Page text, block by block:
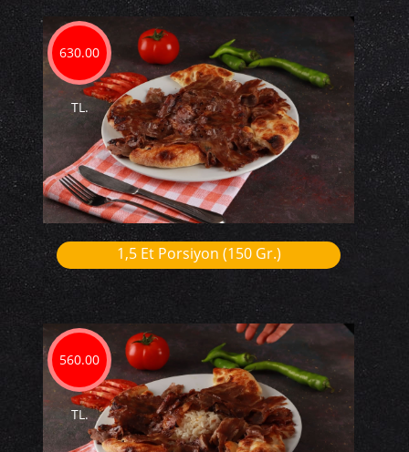
630.00
TL.
1,5 Et Porsiyon (150 Gr.)
560.00
TL.